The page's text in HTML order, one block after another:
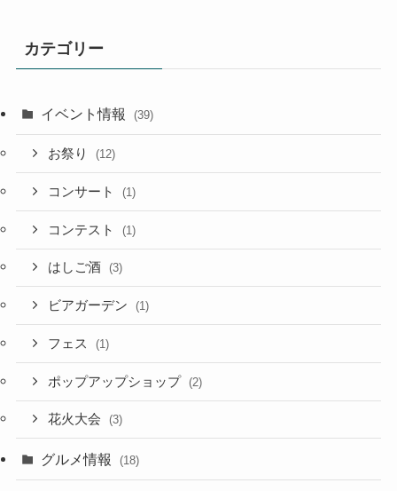
カテゴリー
イベント情報 (39)
お祭り (12)
コンサート (1)
コンテスト (1)
はしご酒 (3)
ビアガーデン (1)
フェス (1)
ポップアップショップ (2)
花火大会 (3)
グルメ情報 (18)